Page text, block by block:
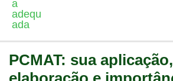
PCMAT: sua aplicação,